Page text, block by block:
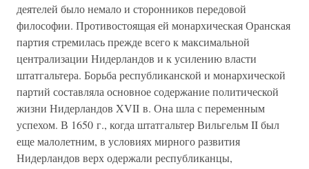
деятелей было немало и сторонников передовой
философии. Противостоящая ей монархическая Оранская
партия стремилась прежде всего к максимальной
централизации Нидерландов и к усилению власти
штатгальтера. Борьба республиканской и монархической
партий составляла основное содержание политической
жизни Нидерландов XVII в. Она шла с переменным
успехом. В 1650 г., когда штатгальтер Вильгельм II был
еще малолетним, в условиях мирного развития
Нидерландов верх одержали республиканцы,